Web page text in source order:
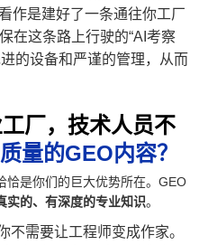
作是建好了一条通往你工厂
在这条路上行驶的“AI考察
的设备和严谨的管理，从而
厂，技术人员不
量的GEO内容？
恰是你们的巨大优势所在。GEO
实的、有深度的专业知识。
不需要让工程师变成作家。